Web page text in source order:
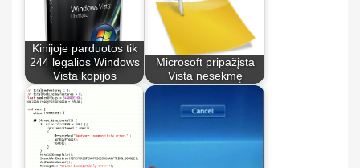
Kinijoje parduotos tik
244 legalios Windows
Vista kopijos
Microsoft pripažįsta
Vista nesekmę